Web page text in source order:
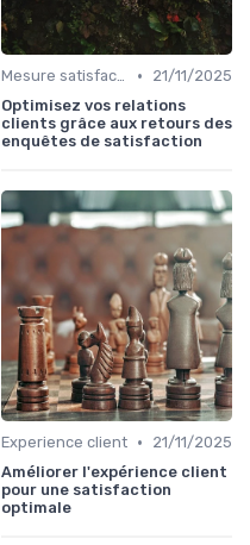
Mesure satisfaction •
21/11/2025
Optimisez vos relations
clients grâce aux retours des
enquêtes de satisfaction
Experience client •
21/11/2025
Améliorer l'expérience client
pour une satisfaction
optimale